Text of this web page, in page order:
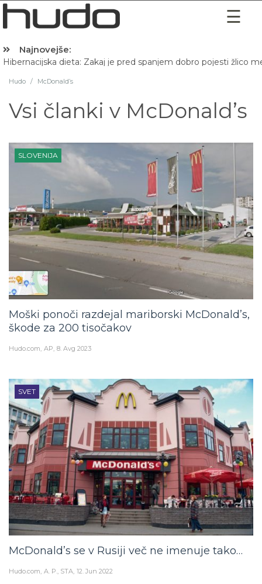
Najnovejše:
Hibernacijska dieta: Zakaj je pred spanjem dobro pojesti žlico
Hudo / McDonald’s
Vsi članki v McDonald’s
SLOVENIJA
Moški ponoči razdejal mariborski McDonald’s,
škode za 200 tisočakov
Hudo.com AP 8. Avg 2023
SVET
McDonald’s se v Rusiji več ne imenuje tako…
Hudo.com A. P., STA 12. Jun 2022